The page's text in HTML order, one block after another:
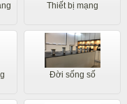
Thiết bị mạng
Đời sống số